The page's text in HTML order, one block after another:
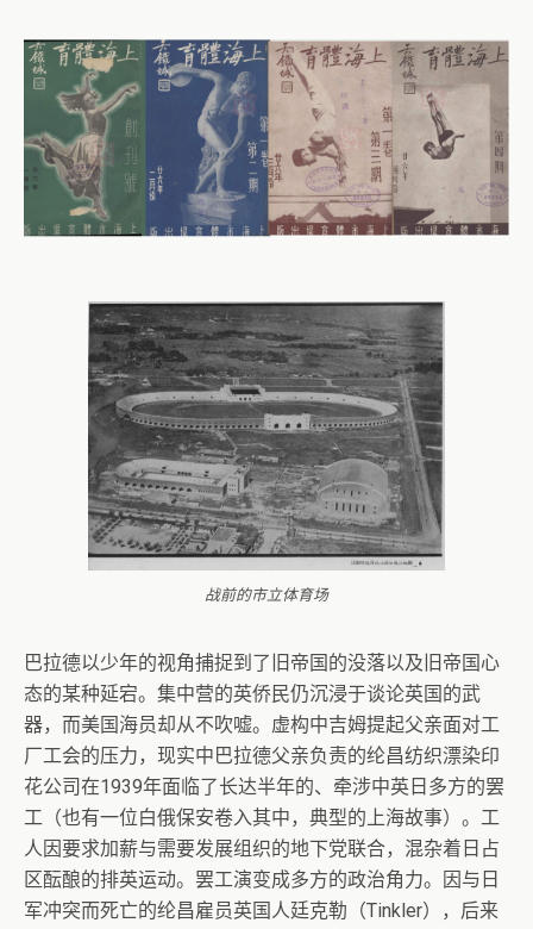
战前的市立体育场
巴拉德以少年的视角捕捉到了旧帝国的没落以及旧帝国心
态的某种延宕。集中营的英侨民仍沉浸于谈论英国的武
器，而美国海员却从不吹嘘。虚构中吉姆提起父亲面对工
厂工会的压力，现实中巴拉德父亲负责的纶昌纺织漂染印
花公司在1939年面临了长达半年的、牵涉中英日多方的罢
工（也有一位白俄保安卷入其中，典型的上海故事）。工
人因要求加薪与需要发展组织的地下党联合，混杂着日占
区酝酿的排英运动。罢工演变成多方的政治角力。因与日
军冲突而死亡的纶昌雇员英国人廷克勒（Tinkler），后来